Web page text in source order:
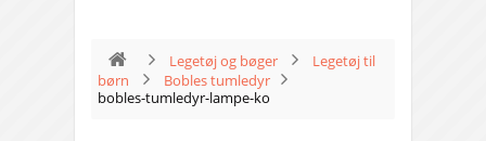
Legetøj og bøger
Legetøj til
børn
Bobles tumledyr
bobles-tumledyr-lampe-ko